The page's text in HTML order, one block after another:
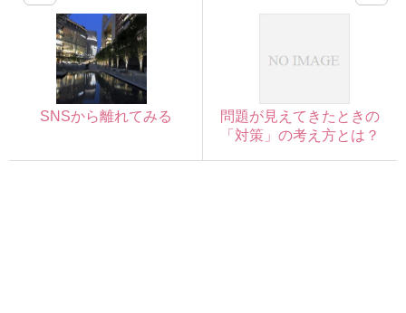
SNSから離れてみる
問題が見えてきたときの
「対策」の考え方とは？